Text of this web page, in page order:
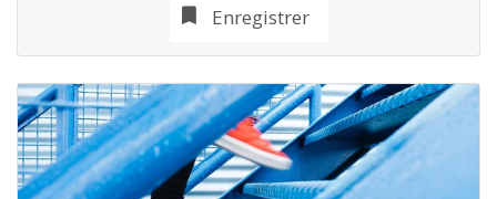
Enregistrer